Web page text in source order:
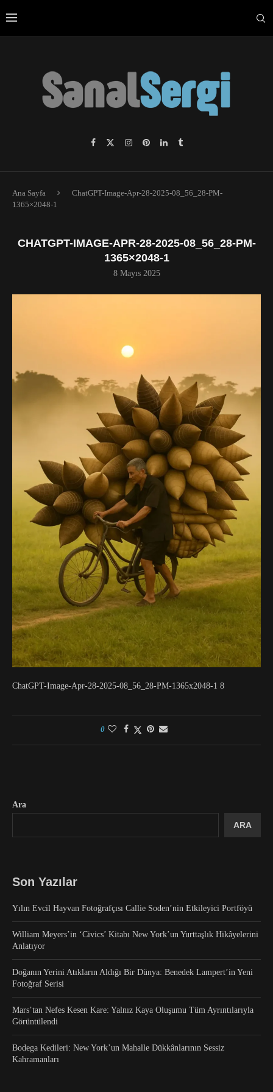
Ana Sayfa
ChatGPT-Image-Apr-28-2025-08_56_28-PM-
1365×2048-1
CHATGPT-IMAGE-APR-28-2025-08_56_28-PM-
1365×2048-1
8 Mayıs 2025
ChatGPT-Image-Apr-28-2025-08_56_28-PM-1365x2048-1 8
0
Ara
ARA
Son Yazılar
Yılın Evcil Hayvan Fotoğrafçısı Callie Soden’nin Etkileyici Portföyü
William Meyers’in ‘Civics’ Kitabı New York’un Yurttaşlık Hikâyelerini
Anlatıyor
Doğanın Yerini Atıkların Aldığı Bir Dünya: Benedek Lampert’in Yeni
Fotoğraf Serisi
Mars’tan Nefes Kesen Kare: Yalnız Kaya Oluşumu Tüm Ayrıntılarıyla
Görüntülendi
Bodega Kedileri: New York’un Mahalle Dükkânlarının Sessiz
Kahramanları